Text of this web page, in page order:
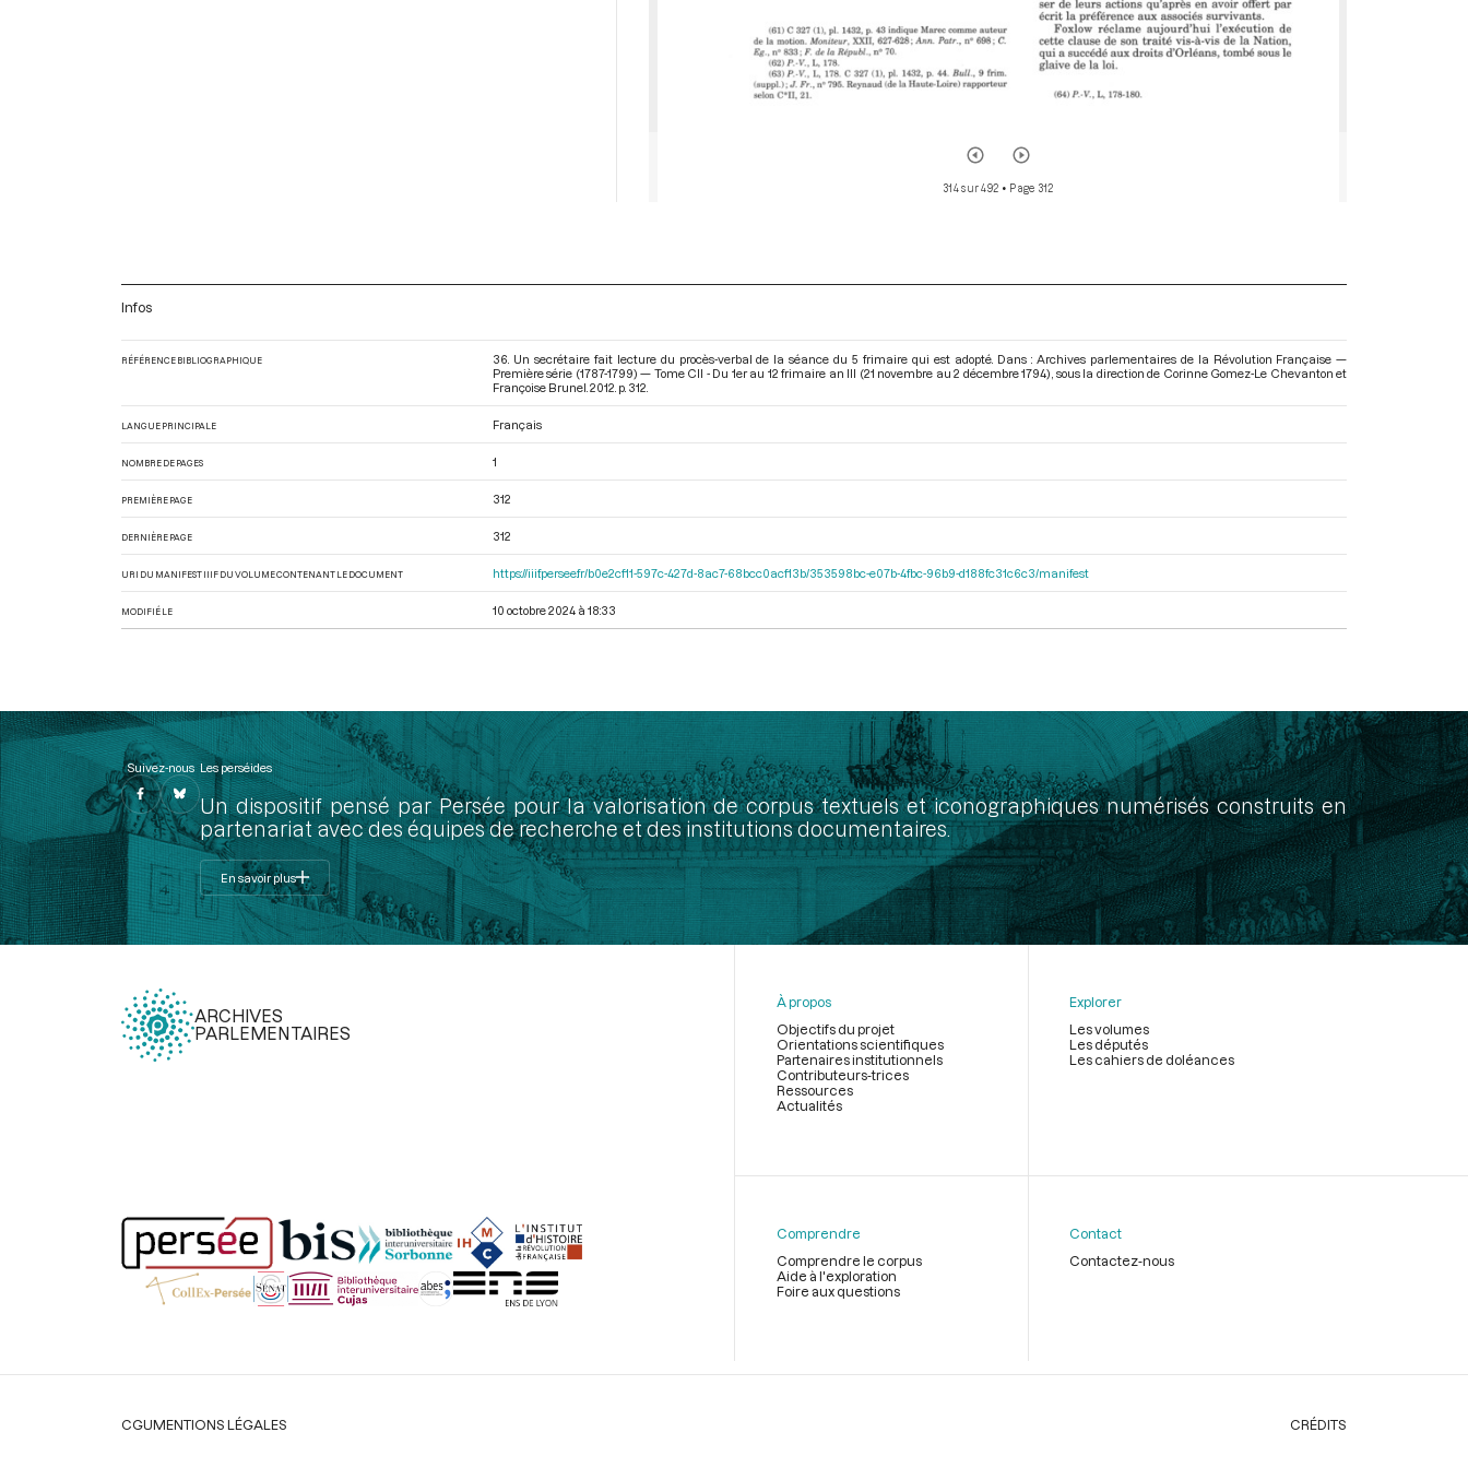
314 sur 492 • Page 312
Infos
RÉFÉRENCE BIBLIOGRAPHIQUE
36. Un secrétaire fait lecture du procès-verbal de la séance du 5 frimaire qui est adopté. Dans : Archives parlementaires de la Révolution Française —
Première série (1787-1799) — Tome CII - Du 1er au 12 frimaire an III (21 novembre au 2 décembre 1794) , sous la direction de Corinne Gomez-Le Chevanton et
Françoise Brunel. 2012. p. 312.
LANGUE PRINCIPALE Français
NOMBRE DE PAGES 1
PREMIÈRE PAGE 312
DERNIÈRE PAGE 312
URI DU MANIFEST IIIF DU VOLUME CONTENANT LE DOCUMENT https://iiif.persee.fr/b0e2cf11-597c-427d-8ac7-68bcc0acf13b/353598bc-e07b-4fbc-96b9-d188fc31c6c3/manifest
MODIFIÉ LE 10 octobre 2024 à 18:33
Suivez-nous Les perséides
Un dispositif pensé par Persée pour la valorisation de corpus textuels et iconographiques numérisés construits en
partenariat avec des équipes de recherche et des institutions documentaires.
En savoir plus
ARCHIVES
PARLEMENTAIRES
page
À propos
Objectifs du projet
Orientations scientifiques
Partenaires institutionnels
Contributeurs-trices
Ressources
Actualités
Explorer
Les volumes
Les députés
Les cahiers de doléances
Comprendre
Comprendre le corpus
Aide à l'exploration
Foire aux questions
Contact
Contactez-nous
Légal
CGUMENTIONS LÉGALES CRÉDITS